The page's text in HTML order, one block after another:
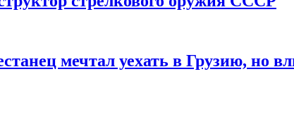
мечтал уехать в Грузию, но